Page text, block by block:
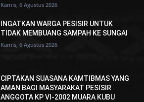
Kamis, 6 Agustus 2026
INGATKAN WARGA PESISIR UNTUK
TIDAK MEMBUANG SAMPAH KE SUNGAI
Kamis, 6 Agustus 2026
CIPTAKAN SUASANA KAMTIBMAS YANG
AMAN BAGI MASYARAKAT PESISIR
ANGGOTA KP VI-2002 MUARA KUBU